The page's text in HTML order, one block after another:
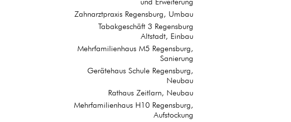
Zahnarztpraxis Regensburg, Umbau
Tabakgeschäft 3 Regensburg
Altstadt, Einbau
Mehrfamilienhaus M5 Regensburg,
Sanierung
Gerätehaus Schule Regensburg,
Neubau
Rathaus Zeitlarn, Neubau
Mehrfamilienhaus H10 Regensburg,
Aufstockung